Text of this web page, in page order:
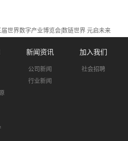
届世界数字产业博览会|数链世界 元启未来
新闻资讯
公司新闻
行业新闻
加入我们
社会招聘